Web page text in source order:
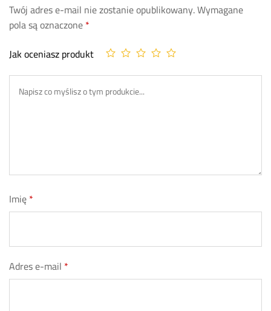
Twój adres e-mail nie zostanie opublikowany.Wymagane
pola są oznaczone*
Jak oceniasz produkt
Imię*
Adres e-mail *